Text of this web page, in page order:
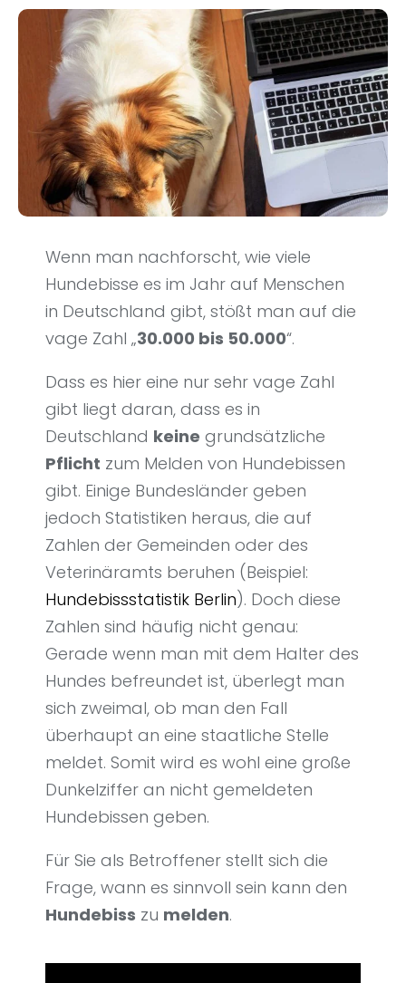
VINQO
Wenn man nachforscht, wie viele
Hundebisse es im Jahr auf Menschen
in Deutschland gibt, stößt man auf die
vage Zahl „30.000 bis 50.000“.
Dass es hier eine nur sehr vage Zahl
gibt liegt daran, dass es in
Deutschland keine grundsätzliche
Pflicht zum Melden von Hundebissen
gibt. Einige Bundesländer geben
jedoch Statistiken heraus, die auf
Zahlen der Gemeinden oder des
Veterinäramts beruhen (Beispiel:
Hundebissstatistik Berlin). Doch diese
Zahlen sind häufig nicht genau:
Gerade wenn man mit dem Halter des
Hundes befreundet ist, überlegt man
sich zweimal, ob man den Fall
überhaupt an eine staatliche Stelle
meldet. Somit wird es wohl eine große
Dunkelziffer an nicht gemeldeten
Hundebissen geben.
Für Sie als Betroffener stellt sich die
Frage, wann es sinnvoll sein kann den
Hundebiss zu melden.